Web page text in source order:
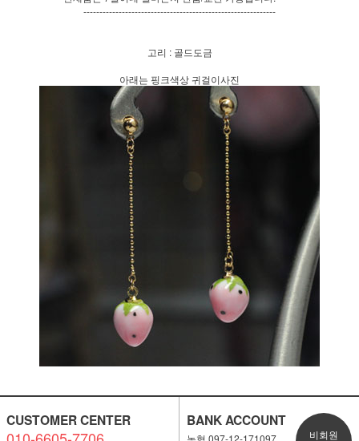
------------------------------------------------------------
고리 : 골드도금
아래는 핑크색상 귀걸이사진
CUSTOMER CENTER BANK ACCOUNT
농협 097-12-171097 비회원